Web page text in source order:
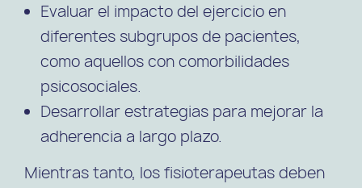
Evaluar el impacto del ejercicio en
diferentes subgrupos de pacientes,
como aquellos con comorbilidades
psicosociales.
Desarrollar estrategias para mejorar la
adherencia a largo plazo.
Mientras tanto, los fisioterapeutas deben